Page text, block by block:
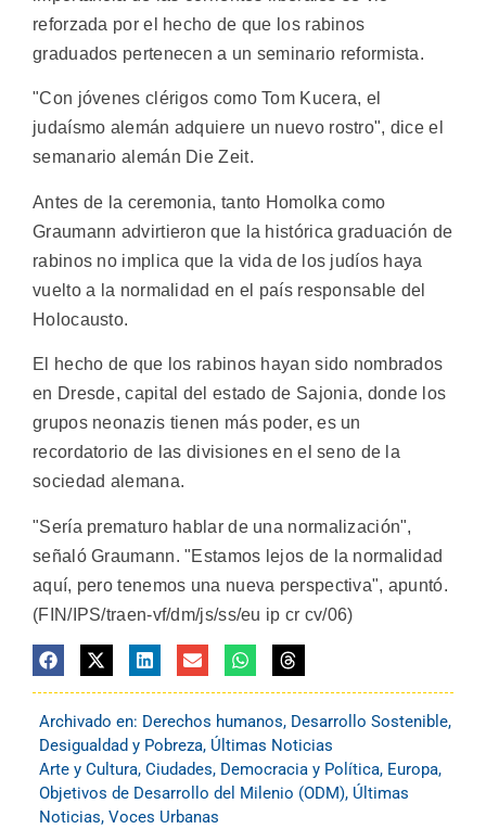
reforzada por el hecho de que los rabinos
graduados pertenecen a un seminario reformista.
"Con jóvenes clérigos como Tom Kucera, el
judaísmo alemán adquiere un nuevo rostro", dice el
semanario alemán Die Zeit.
Antes de la ceremonia, tanto Homolka como
Graumann advirtieron que la histórica graduación de
rabinos no implica que la vida de los judíos haya
vuelto a la normalidad en el país responsable del
Holocausto.
El hecho de que los rabinos hayan sido nombrados
en Dresde, capital del estado de Sajonia, donde los
grupos neonazis tienen más poder, es un
recordatorio de las divisiones en el seno de la
sociedad alemana.
"Sería prematuro hablar de una normalización",
señaló Graumann. "Estamos lejos de la normalidad
aquí, pero tenemos una nueva perspectiva", apuntó.
(FIN/IPS/traen-vf/dm/js/ss/eu ip cr cv/06)
Archivado en: Derechos humanos, Desarrollo Sostenible,
Desigualdad y Pobreza, Últimas Noticias
Arte y Cultura, Ciudades, Democracia y Política, Europa,
Objetivos de Desarrollo del Milenio (ODM), Últimas
Noticias, Voces Urbanas